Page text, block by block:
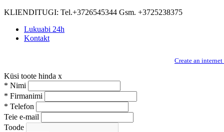
KLIENDITUGI: Tel.+3726545344 Gsm. +3725238375
Lukuabi 24h
Kontakt
Create an
Küsi toote hinda x
* Nimi
* Firmanimi
* Telefon
Teie e-mail
Toode